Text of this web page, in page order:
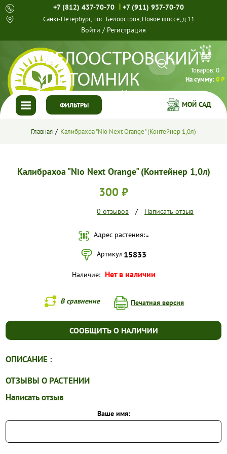
+7 (812) 437-70-70 | +7 (911) 937-70-70
Санкт-Петербург, пос. Белоостров, Новое шоссе, д.11
Войти / Регистрация
Товаров:0
На сумму:0 ₽
ФИЛЬТРЫ
ГЛАВНАЯ
СПЕЦПРЕДЛОЖЕНИЯ
УСЛОВИЯ РАБОТЫ
КОНТАКТЫ
МОЙ САД
Главная Калибрахоа "Nio Next Orange" (Контейнер 1,0л)
Калибрахоа "Nio Next Orange" (Контейнер 1,0л)
300 ₽
0 отзывов / Написать отзыв
Адрес растения:-
Артикул 15833
Наличие: Нет в наличии
В сравнение Печатная версия
СООБЩИТЬ О НАЛИЧИИ
ОПИСАНИЕ :
ОТЗЫВЫ О РАСТЕНИИ
Написать отзыв
Ваше имя: